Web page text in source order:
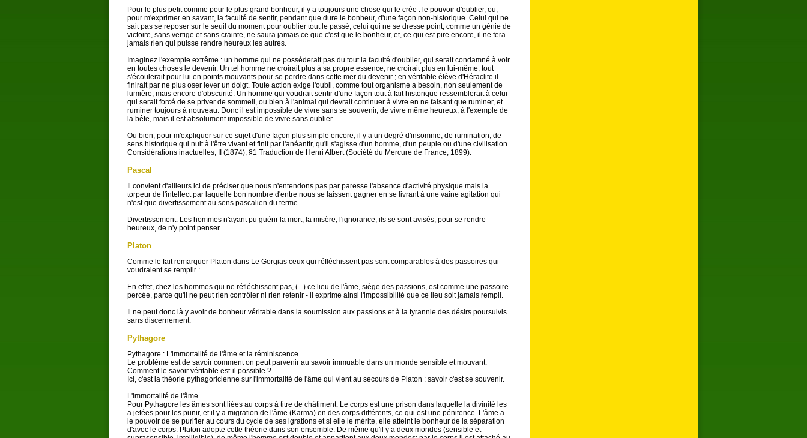
Pour le plus petit comme pour le plus grand bonheur, il y a toujours une chose qui le crée : le pouvoir d'oublier, ou,
pour m'exprimer en savant, la faculté de sentir, pendant que dure le bonheur, d'une façon non-historique. Celui qui ne
sait pas se reposer sur le seuil du moment pour oublier tout le passé, celui qui ne se dresse point, comme un génie de
victoire, sans vertige et sans crainte, ne saura jamais ce que c'est que le bonheur, et, ce qui est pire encore, il ne fera
jamais rien qui puisse rendre heureux les autres.
Imaginez l'exemple extrême : un homme qui ne posséderait pas du tout la faculté d'oublier, qui serait condamné à voir
en toutes choses le devenir. Un tel homme ne croirait plus à sa propre essence, ne croirait plus en lui-même; tout
s'écoulerait pour lui en points mouvants pour se perdre dans cette mer du devenir ; en véritable élève d'Héraclite il
finirait par ne plus oser lever un doigt. Toute action exige l'oubli, comme tout organisme a besoin, non seulement de
lumière, mais encore d'obscurité. Un homme qui voudrait sentir d'une façon tout à fait historique ressemblerait à celui
qui serait forcé de se priver de sommeil, ou bien à l'animal qui devrait continuer à vivre en ne faisant que ruminer, et
ruminer toujours à nouveau. Donc il est impossible de vivre sans se souvenir, de vivre même heureux, à l'exemple de
la bête, mais il est absolument impossible de vivre sans oublier.
Ou bien, pour m'expliquer sur ce sujet d'une façon plus simple encore, il y a un degré d'insomnie, de rumination, de
sens historique qui nuit à l'être vivant et finit par l'anéantir, qu'il s'agisse d'un homme, d'un peuple ou d'une civilisation.
Considérations inactuelles, II (1874), §1 Traduction de Henri Albert (Société du Mercure de France, 1899).
Pascal
Il convient d'ailleurs ici de préciser que nous n'entendons pas par paresse l'absence d'activité physique mais la
torpeur de l'intellect par laquelle bon nombre d'entre nous se laissent gagner en se livrant à une vaine agitation qui
n'est que divertissement au sens pascalien du terme.
Divertissement. Les hommes n'ayant pu guérir la mort, la misère, l'ignorance, ils se sont avisés, pour se rendre
heureux, de n'y point penser.
Platon
Comme le fait remarquer Platon dans Le Gorgias ceux qui réfléchissent pas sont comparables à des passoires qui
voudraient se remplir :
En effet, chez les hommes qui ne réfléchissent pas, (...) ce lieu de l'âme, siège des passions, est comme une passoire
percée, parce qu'il ne peut rien contrôler ni rien retenir - il exprime ainsi l'impossibilité que ce lieu soit jamais rempli.
Il ne peut donc là y avoir de bonheur véritable dans la soumission aux passions et à la tyrannie des désirs poursuivis
sans discernement.
Pythagore
Pythagore : L'immortalité de l'âme et la réminiscence.
Le problème est de savoir comment on peut parvenir au savoir immuable dans un monde sensible et mouvant.
Comment le savoir véritable est-il possible ?
Ici, c'est la théorie pythagoricienne sur l'immortalité de l'âme qui vient au secours de Platon : savoir c'est se souvenir.
L'immortalité de l'âme.
Pour Pythagore les âmes sont liées au corps à titre de châtiment. Le corps est une prison dans laquelle la divinité les
a jetées pour les punir, et il y a migration de l'âme (Karma) en des corps différents, ce qui est une pénitence. L'âme a
le pouvoir de se purifier au cours du cycle de ses igrations et si elle le mérite, elle atteint le bonheur de la séparation
d'avec le corps. Platon adopte cette théorie dans son ensemble. De même qu'il y a deux mondes (sensible et